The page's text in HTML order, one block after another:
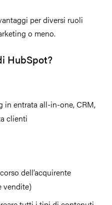
per diversi ruoli
o meno.
HubSpot?
in entrata all-in-one, CRM,
clienti
dell’acquirente
vendite)